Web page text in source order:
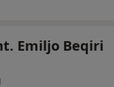
Emiljo Beqiri